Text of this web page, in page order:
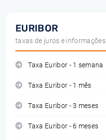
EURIBOR
taxas de juros e informações
Taxa Euribor - 1 semana
Taxa Euribor - 1 mês
Taxa Euribor - 3 meses
Taxa Euribor - 6 meses